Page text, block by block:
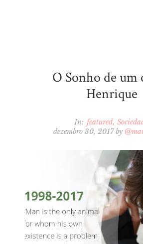
O Sonho de um
Henrique
In: featured
dezembro 30, 2017by